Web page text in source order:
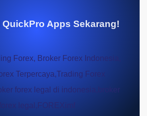
Apps Sekarang!